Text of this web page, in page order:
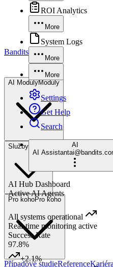
Bandits
AI ModulyModuly
Služby
Pro kohoPro koho
Případové studieReferenceKariéra
ROI Analytics
More
System Logs
More
More
Settings
Get Help
Search
AI
AI Assistant
AI Hub Dashboard
Active AI Agents
All systems operational
Real-time monitoring active
Success Rate
97.8%
+2.1%